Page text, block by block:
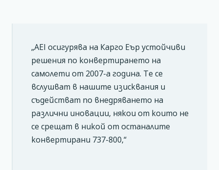
„AEI осигурява на Карго Еър устойчиви
решения по конвертирането на
самолети от 2007-а година. Те се
вслушват в нашите изисквания и
съдействат по внедряването на
различни иновации, някои от които не
се срещат в никой от останалите
конвертирани 737-800,“